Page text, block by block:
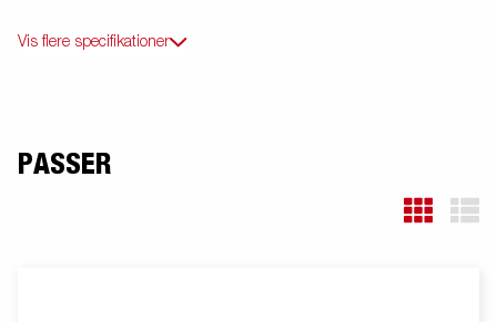
Vis flere specifikationer
PASSER